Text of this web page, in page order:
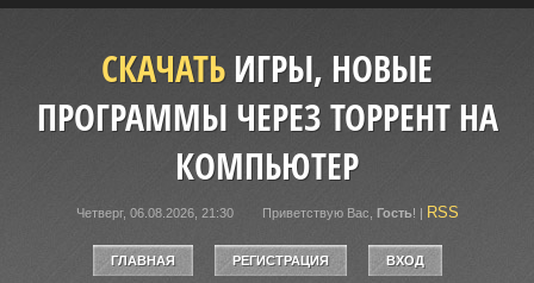
СКАЧАТЬИГРЫ, НОВЫЕ
ПРОГРАММЫ ЧЕРЕЗ ТОРРЕНТ НА
КОМПЬЮТЕР
Четверг, 06.08.2026, 21:30 Приветствую Вас Гость! | RSS
ГЛАВНАЯ РЕГИСТРАЦИЯ ВХОД